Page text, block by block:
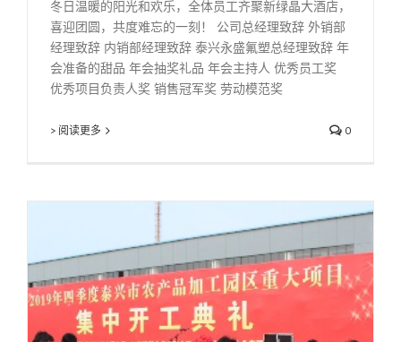
冬日温暖的阳光和欢乐，全体员工齐聚新绿晶大酒店，
喜迎团圆，共度难忘的一刻！ 公司总经理致辞 外销部
经理致辞 内销部经理致辞 泰兴永盛氟塑总经理致辞 年
会准备的甜品 年会抽奖礼品 年会主持人 优秀员工奖
优秀项目负责人奖 销售冠军奖 劳动模范奖
> 阅读更多 0